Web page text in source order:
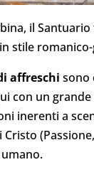
il
stile
affreschi sono
con un
inerenti a
Cristo
umano.